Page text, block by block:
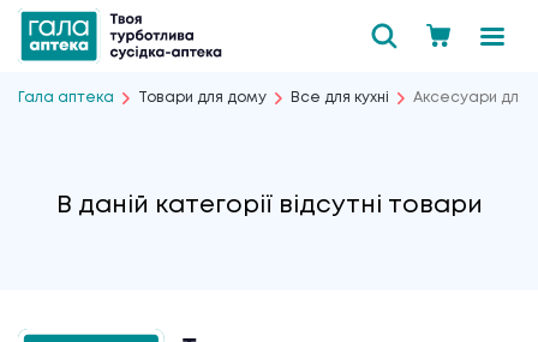
Гала аптека Товари для дому Все для кухні Аксесуари для
В даній категорії відсутні товари